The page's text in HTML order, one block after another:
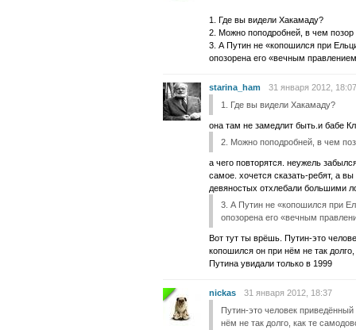
1. Где вы видели Хакамаду?
2. Можно поподробней, в чем позор
3. А Путин не «копошился при
опозорена его «вечным
starina_ham
31 января 2012, 18:07
1. Где вы видели Хакамаду?
она там не замедлит быть.и бабе
2. Можно поподробней, в чем
а чего повторятся. неужель
самое. хочется сказать-ребят, а
девяностых отхлебали большими
3. А Путин не «копошился при
опозорена его «вечным
Вот тут ты врёшь. Путин-это
копошился он при нём не так
Путина увидали только в 1999
nickas
31 января 2012, 18:37
Путин-это человек
нём не так долго, как те